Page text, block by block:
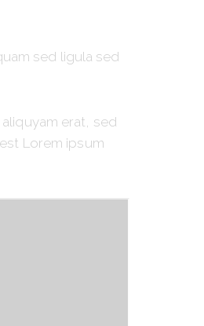
sed ligula sed
erat, sed
Lorem ipsum